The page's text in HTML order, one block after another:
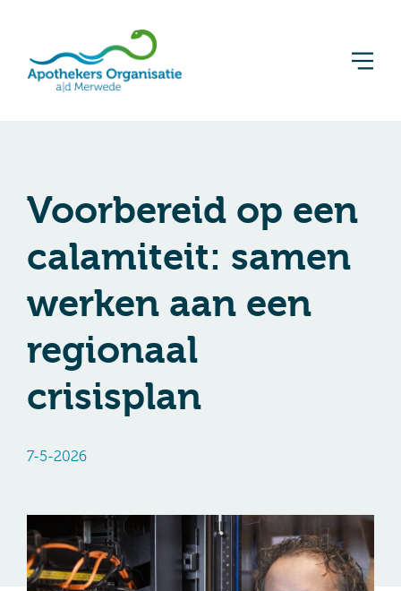
Voorbereid op een
calamiteit: samen
werken aan een
regionaal
crisisplan
7-5-2026